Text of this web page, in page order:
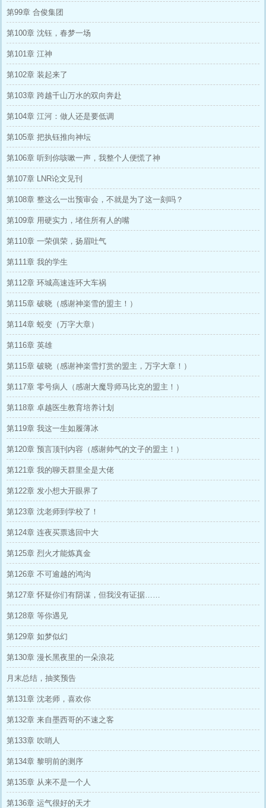
第99章 合俊集团
第100章 沈钰，春梦一场
第101章 江神
第102章 装起来了
第103章 跨越千山万水的双向奔赴
第104章 江河：做人还是要低调
第105章 把执钰推向神坛
第106章 听到你咳嗽一声，我整个人便慌了神
第107章 LNR论文见刊
第108章 整这么一出预审会，不就是为了这一刻吗？
第109章 用硬实力，堵住所有人的嘴
第110章 一荣俱荣，扬眉吐气
第111章 我的学生
第112章 环城高速连环大车祸
第115章 破晓（感谢神楽雪的盟主！）
第114章 蜕变（万字大章）
第116章 英雄
第115章 破晓（感谢神楽雪打赏的盟主，万字大章！）
第117章 零号病人（感谢大魔导师马比克的盟主！）
第118章 卓越医生教育培养计划
第119章 我这一生如履薄冰
第120章 预言顶刊内容（感谢帅气的文子的盟主！）
第121章 我的聊天群里全是大佬
第122章 发小想大开眼界了
第123章 沈老师到学校了！
第124章 连夜买票逃回中大
第125章 烈火才能炼真金
第126章 不可逾越的鸿沟
第127章 怀疑你们有阴谋，但我没有证据……
第128章 等你遇见
第129章 如梦似幻
第130章 漫长黑夜里的一朵浪花
月末总结，抽奖预告
第131章 沈老师，喜欢你
第132章 来自墨西哥的不速之客
第133章 吹哨人
第134章 黎明前的测序
第135章 从来不是一个人
第136章 运气很好的天才